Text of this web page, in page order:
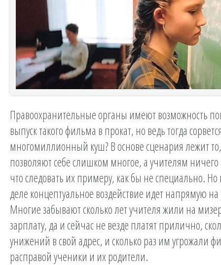
Правоохранительные органы имеют возможность
выпуск такого фильма в прокат, но ведь тогда
многомиллионный куш? В основе сценария лежит
позволяют себе слишком многое, а учителям ничего
что следовать их примеру, как бы не специально.
деле концептуальное воздействие идет напрямую
Многие забывают сколько лет учителя жили на
зарплату, да и сейчас не везде платят прилично,
унижений в свой адрес, и сколько раз им угрожали
расправой ученики и их родители.